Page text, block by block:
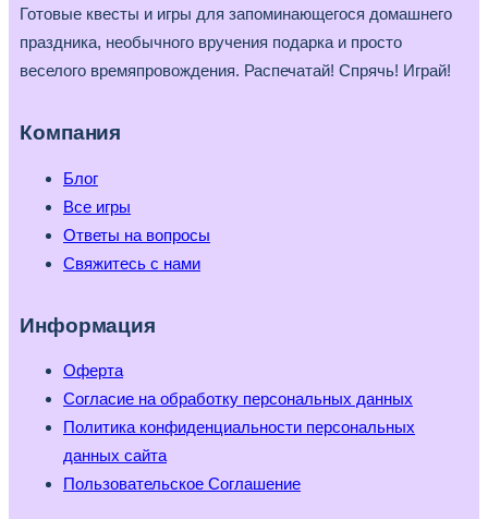
Готовые квесты и игры для запоминающегося домашнего
праздника, необычного вручения подарка и просто
веселого времяпровождения. Распечатай! Спрячь! Играй!
Компания
Блог
Все игры
Ответы на вопросы
Свяжитесь с нами
Информация
Оферта
Согласие на обработку персональных данных
Политика конфиденциальности персональных
данных сайта
Пользовательское Соглашение